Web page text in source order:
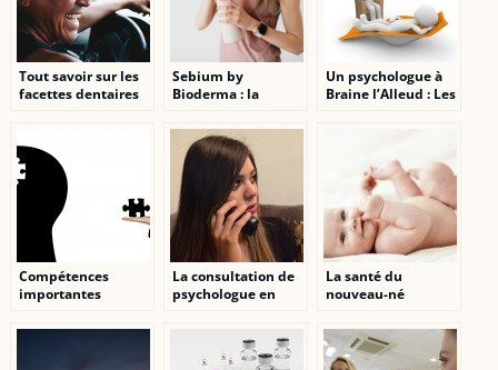
Tout savoir sur les
facettes dentaires
Sebium by
Bioderma : la
une peau saine et
equilibree
Un psychologue à
Braine l’Alleud : Les
Compétences
importantes
psychologue : Votre
La consultation de
psychologue en
intéressante
La santé du
nouveau-né
la grossesse